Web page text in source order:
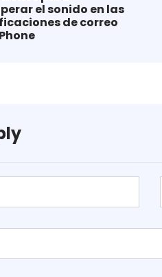
el sonido en las
de correo